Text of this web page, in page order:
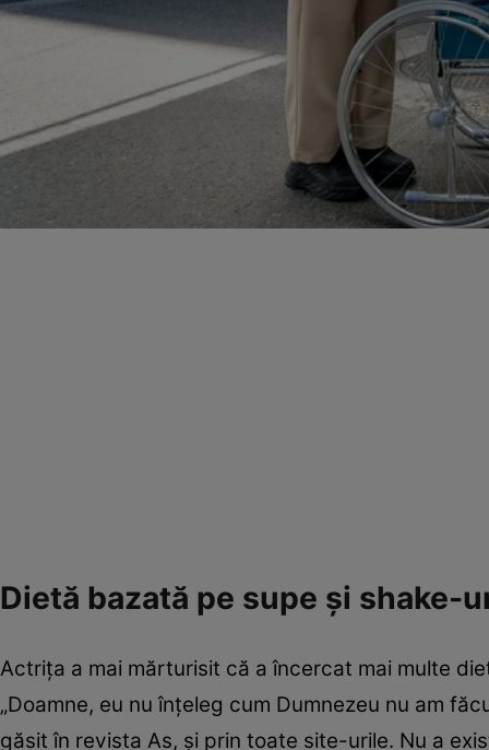
Dietă bazată pe supe şi shake-
Actriţa a mai mărturisit că a încercat mai multe
„Doamne, eu nu înţeleg cum Dumnezeu nu am
găsit în revista As, şi prin toate site-urile. Nu a